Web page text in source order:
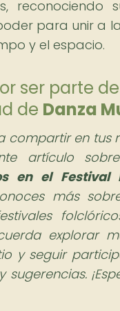
reconociendo
para unir a
y el espacio.
ser parte
de Danza
compartir en tus
artículo
en el Festival
más
explorar
y seguir
sugerencias.